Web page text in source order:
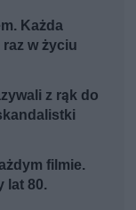
Każda
w życiu
z rąk do
filmie.
lat 80.